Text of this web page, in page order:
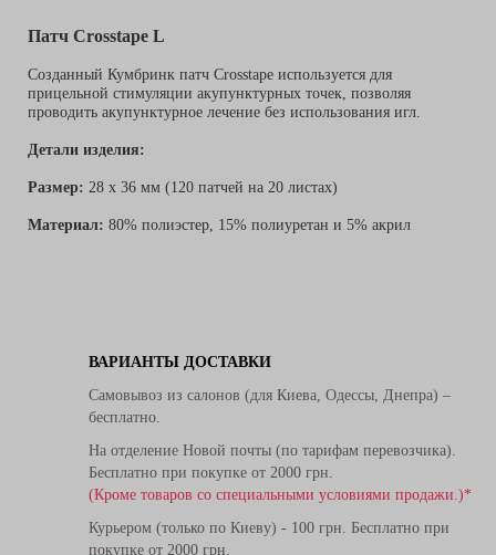
Патч Crosstape L
Созданный Кумбринк патч Crosstape используется для
прицельной стимуляции акупунктурных точек, позволяя
проводить акупунктурное лечение без использования игл.
Детали изделия:
Размер: 28 x 36 мм (120 патчей на 20 листах)
Материал: 80% полиэстер, 15% полиуретан и 5% акрил
ВАРИАНТЫ ДОСТАВКИ
Самовывоз из салонов (для Киева, Одессы, Днепра) –
бесплатно.
На отделение Новой почты (по тарифам перевозчика).
Бесплатно при покупке от 2000 грн.
(Кроме товаров со специальными условиями продажи.)*
Курьером (только по Киеву) - 100 грн. Бесплатно при
покупке от 2000 грн.